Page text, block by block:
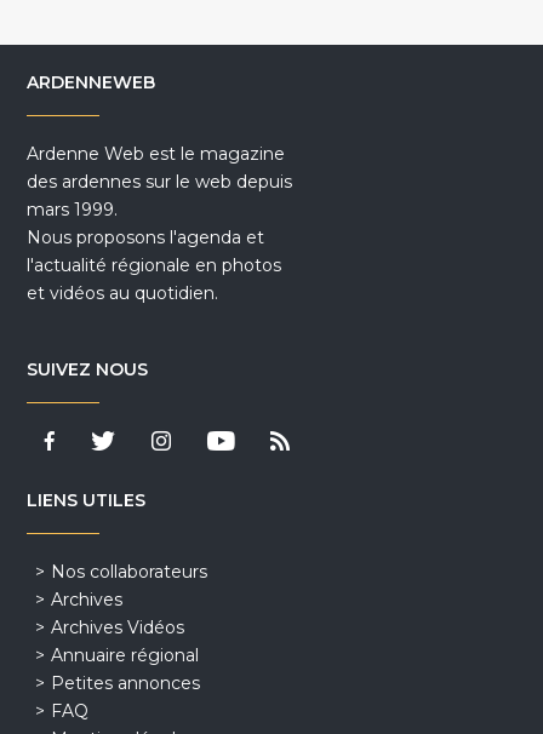
ARDENNEWEB
Ardenne Web est le magazine
des ardennes sur le web depuis
mars 1999.
Nous proposons l'agenda et
l'actualité régionale en photos
et vidéos au quotidien.
SUIVEZ NOUS
LIENS UTILES
Nos collaborateurs
Archives
Archives Vidéos
Annuaire régional
Petites annonces
FAQ